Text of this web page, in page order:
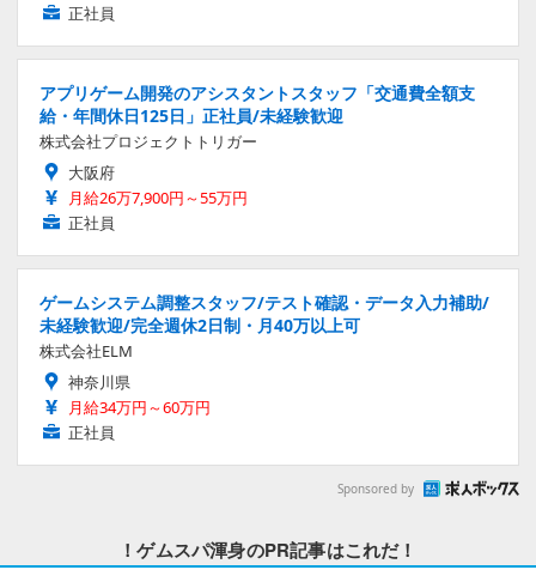
正社員
アプリゲーム開発のアシスタントスタッフ「交通費全額支
給・年間休日125日」正社員/未経験歓迎
株式会社プロジェクトトリガー
大阪府
月給26万7,900円～55万円
正社員
ゲームシステム調整スタッフ/テスト確認・データ入力補助/
未経験歓迎/完全週休2日制・月40万以上可
株式会社ELM
神奈川県
月給34万円～60万円
正社員
Sponsored by
！ゲムスパ渾身のPR記事はこれだ！